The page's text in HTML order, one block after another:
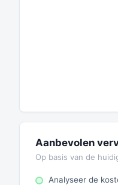
Aanbevolen
Op basis van de
Analyseer de